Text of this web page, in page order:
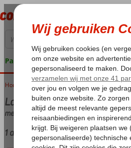
Pakketgarantie
Home Vakantie reizen
La Pared
met (Ultra) All Inclusive
1 aanbiedingen